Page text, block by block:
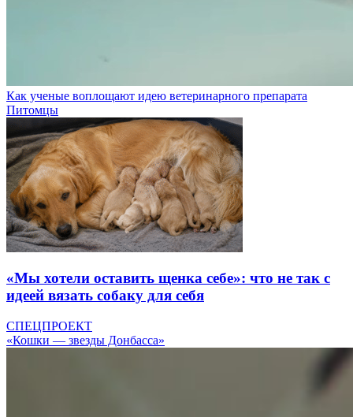
Как ученые воплощают идею ветеринарного препарата
Питомцы
«Мы хотели оставить щенка себе»: что не так с
идеей вязать собаку для себя
СПЕЦПРОЕКТ
«Кошки — звезды Донбасса»